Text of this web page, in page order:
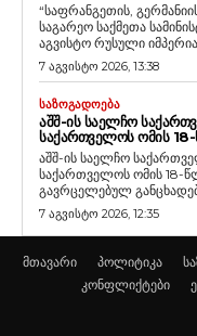
“საფრანგეთის,
საგარეო საქმეთა
აგვისტო რუსული
7 აგვისტო 2026, 13:38
ᲡᲐᲖᲝᲒᲐᲓᲝᲔᲑᲐ
ᲐᲨᲨ-ᲘᲡ ᲡᲐᲔᲚᲩᲝ
ᲡᲐᲥᲐᲠᲗᲕᲔᲚᲝᲡ ᲝᲛᲘᲡ 18-
აშშ-ის საელჩო
საქართველოს ომის 18-წლისთავს
გავრცელებულ
7 აგვისტო 2026, 12:35
მთავარი პოლიტიკა
კონფლიქტები